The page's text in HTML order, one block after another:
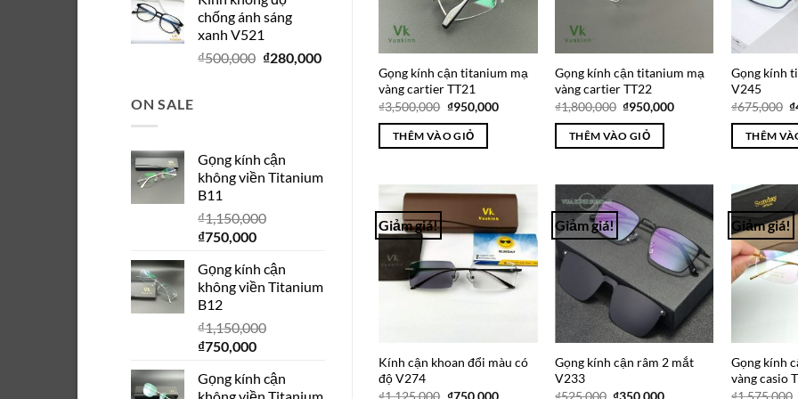
₫280,000.
chống ánh sáng
xanh V521
₫500,000 Giá
₫280,000Giá
ON SALE
Gọng kính cận
không viền Titanium
B11
₫1,150,000
Giá
là:
₫1,150,000.
₫750,000Giá
tại
là:
Gọng kính cận
không viền Titanium
B12
₫1,150,000
Giá
là:
₫750,000Giá
tại
Gọng kính cận
không viền Titanium
Gọng kính cận titanium mạ
vàng cartier TT21
₫3,500,000 Giá
là:
₫3,500,000.
₫950,000Giá
THÊM VÀO GIỎ
Gọng kính cận titanium mạ
vàng cartier TT22
₫1,800,000 Giá
là:
₫1,800,000.
₫950,000Giá
THÊM VÀO GIỎ
Gọng kính
V245
₫675,000 ₫
THÊM
Giảm giá!
Add to
Wishlist
Kính cận khoan đổi màu có
độ V274
₫1,125,000 Giá
₫750,000Giá
Giảm giá!
Add to
Wishlist
Gọng kính cận râm 2 mắt
V233
₫525,000 Giá
₫350,000Giá
Giảm giá!
Gọng kính
vàng casio
₫1,575,000